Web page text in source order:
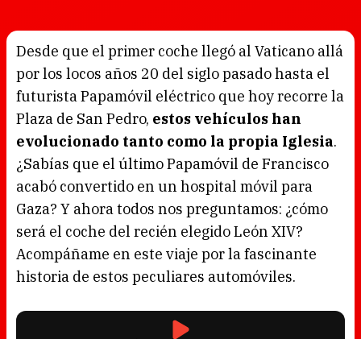
Desde que el primer coche llegó al Vaticano allá
por los locos años 20 del siglo pasado hasta el
futurista Papamóvil eléctrico que hoy recorre la
Plaza de San Pedro, estos vehículos han
evolucionado tanto como la propia Iglesia.
¿Sabías que el último Papamóvil de Francisco
acabó convertido en un hospital móvil para
Gaza? Y ahora todos nos preguntamos: ¿cómo
será el coche del recién elegido León XIV?
Acompáñame en este viaje por la fascinante
historia de estos peculiares automóviles.